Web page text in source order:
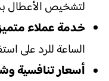
لتشخيص الأعطال
خدمة عملاء
الساعة للرد على
أسعار تنافسية